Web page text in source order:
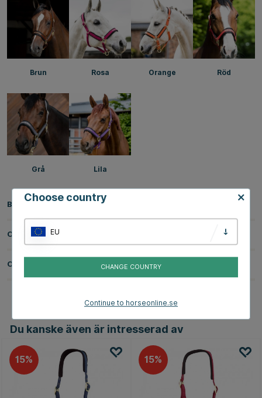
Brun Rosa Orange Röd
Grå Lila
Beskrivning
Om tillverkaren
Omdömen
Du kanske även är intresserad av
15 15
Choose country
EU
CHANGE COUNTRY
Continue to horseonline.se